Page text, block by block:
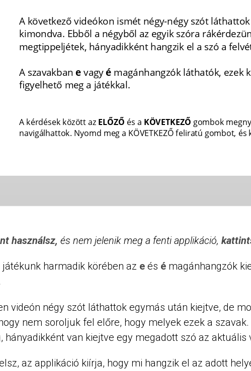
használsz, és nem jelenik meg a fenti applikáció,
harmadik körében az e és é magánhangzók
videón négy szót láthattok egymás után kiejtve, de
nem soroljuk fel előre, hogy melyek ezek a szavak.
hányadikként van kiejtve egy megadott szó az aktuális
az applikáció kiírja, hogy mi hangzik el az adott